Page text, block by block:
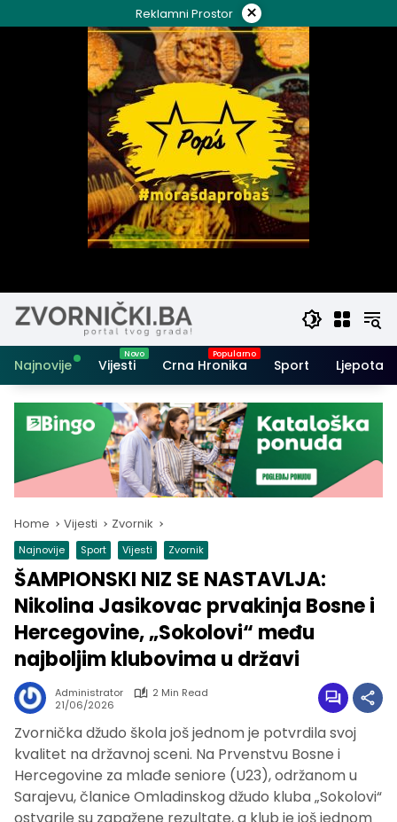
to
Reklamni Prostor ×
Najnovije Vijesti Crna Hronika Sport Ljepota i
Home Vijesti Zvornik
Najnovije Sport Vijesti Zvornik
ŠAMPIONSKI NIZ SE NASTAVLJA:
Nikolina Jasikovac prvakinja Bosne i
Hercegovine, „Sokolovi“ među
najboljim klubovima u državi
Administrator
2 Min Read
21/06/2026
Zvornička džudo škola još jednom je potvrdila svoj
kvalitet na državnoj sceni. Na Prvenstvu Bosne i
Hercegovine za mlađe seniore (U23), održanom u
Sarajevu, članice Omladinskog džudo kluba „Sokolovi“